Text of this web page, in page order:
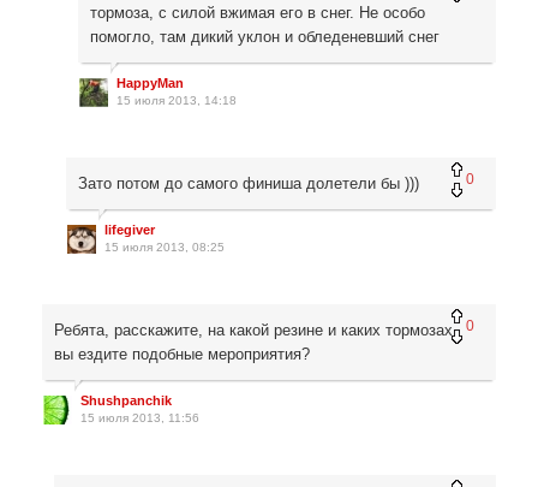
тормоза, с силой вжимая его в снег. Не особо
помогло, там дикий уклон и обледеневший снег
HappyMan
15 июля 2013, 14:18
0
Зато потом до самого финиша долетели бы )))
lifegiver
15 июля 2013, 08:25
0
Ребята, расскажите, на какой резине и каких тормозах
вы ездите подобные мероприятия?
Shushpanchik
15 июля 2013, 11:56